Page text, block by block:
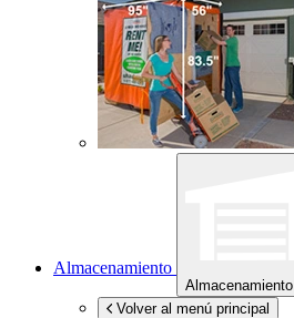
Almacenamiento
Almacenamiento
Volver al menú principal